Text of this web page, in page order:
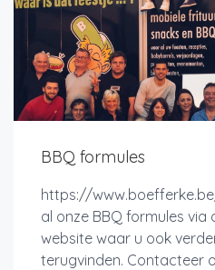
BBQ formules
https://
al onze BBQ formules via
website waar u ook
terugvinden. Contacteer